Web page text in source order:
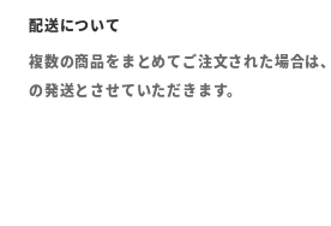
複数の商品をまとめてご注文された場合は
の発送とさせていただきます。